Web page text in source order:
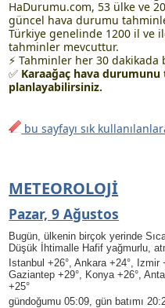
HaDurumu.com, 53 ülke ve
güncel hava durumu
Türkiye genelinde 1200 il ve
tahminler mevcuttur.
⚡ Tahminler her 30
✅ Karaağaç hava
planlayabilirsiniz.
bu sayfayı sık
METEOROLOJI
Pazar, 9 Ağustos
Bugün, ülkenin birçok yerinde
Düşük İhtimalle Hafif yağmurlu,
Istanbul +26°, Ankara +24°, Izmir
Gaziantep +29°, Konya +26°,
+25°
gündoğumu 05:09, gün batımı